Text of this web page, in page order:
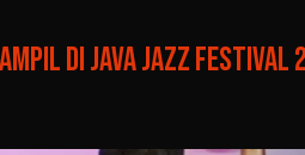
di Java Jazz Festival